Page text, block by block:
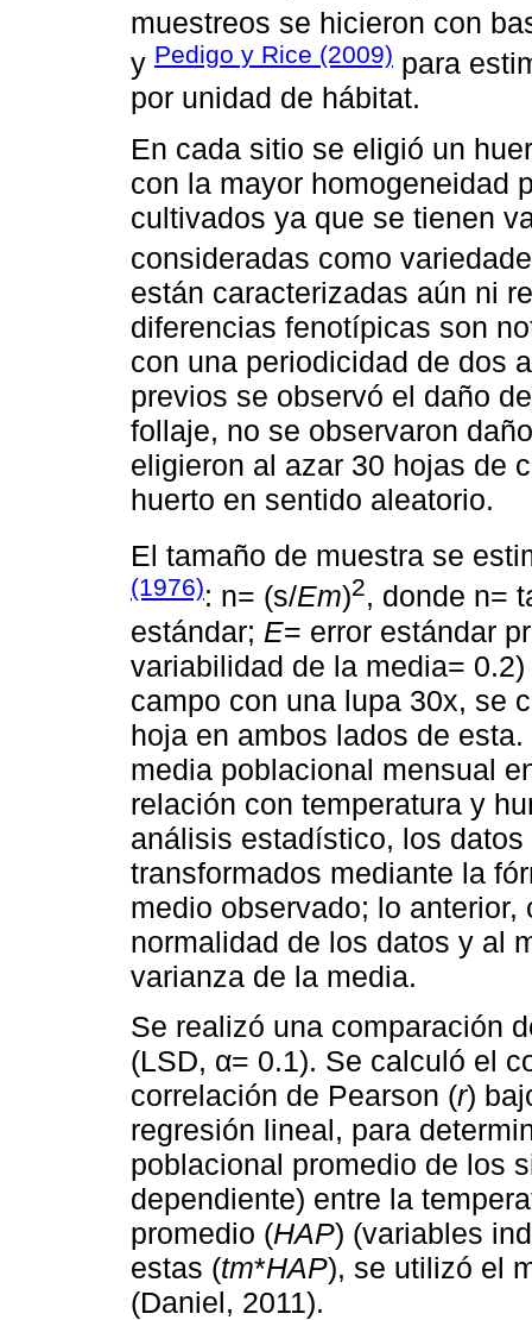
muestreos se hicieron con
y Pedigo y Rice (2009) para
por unidad de hábitat.
En cada sitio se eligió un
con la mayor homogeneidad
cultivados ya que se tienen
consideradas como
están caracterizadas aún ni
diferencias fenotípicas son
con una periodicidad de dos
previos se observó el daño
follaje, no se observaron
eligieron al azar 30 hojas de
huerto en sentido aleatorio.
El tamaño de muestra se
(1976): n= (s/Em)2, donde n=
estándar; E= error estándar
variabilidad de la media=
campo con una lupa 30x, se
hoja en ambos lados de
media poblacional mensual
relación con temperatura y
análisis estadístico, los
transformados mediante la
medio observado; lo
normalidad de los datos y al
varianza de la media.
Se realizó una comparación
(LSD, α= 0.1). Se calculó el
correlación de Pearson (r)
regresión lineal, para
poblacional promedio de los
dependiente) entre la
promedio (HAP) (variables
estas (tm*HAP), se utilizó el
(Daniel, 2011).